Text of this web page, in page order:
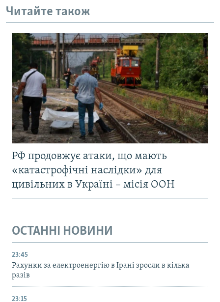
Читайте також
РФ продовжує атаки, що мають
«катастрофічні наслідки» для
цивільних в Україні – місія ООН
ОСТАННІ НОВИНИ
23:45
Рахунки за електроенергію в Ірані зросли в кілька
разів
23:15